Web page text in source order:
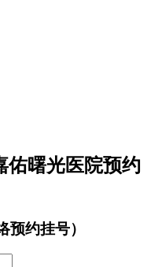
佑曙光医院预约
预约挂号）